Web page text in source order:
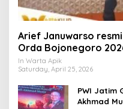
Arief Januwarso
Orda Bojonegoro
In Warta Apik
Saturday, April 25, 2026
PWI Jatim
Akhmad